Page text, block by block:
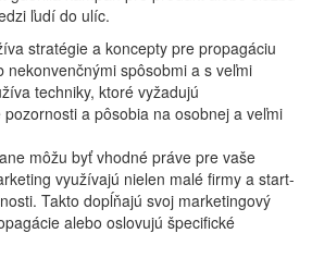
ľudí do ulíc.
stratégie a koncepty pre propagáciu
nekonvenčnými spôsobmi a s veľmi
techniky, ktoré vyžadujú
a pôsobia na osobnej a veľmi
môžu byť vhodné práve pre vaše
využívajú nielen malé firmy a start-
Takto dopĺňajú svoj marketingový
alebo oslovujú špecifické